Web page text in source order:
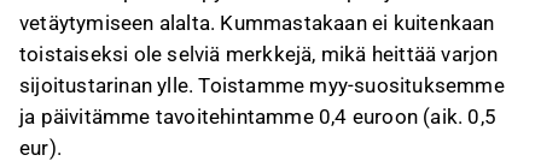
elpymiseen tai markkinadynamiikan
muutoksiin, mutta riskiprofiili on erittäin
korkea.
Tämä sisältö on tekoälyn tuottamaa. Anna siihen
vetäytymiseen alalta. Kummastakaan ei kuitenkaan
toistaiseksi ole selviä merkkejä, mikä heittää varjon
sijoitustarinan ylle. Toistamme myy-suosituksemme
ja päivitämme tavoitehintamme 0,4 euroon (aik. 0,5
eur).